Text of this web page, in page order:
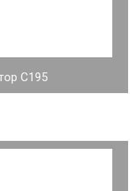
C195